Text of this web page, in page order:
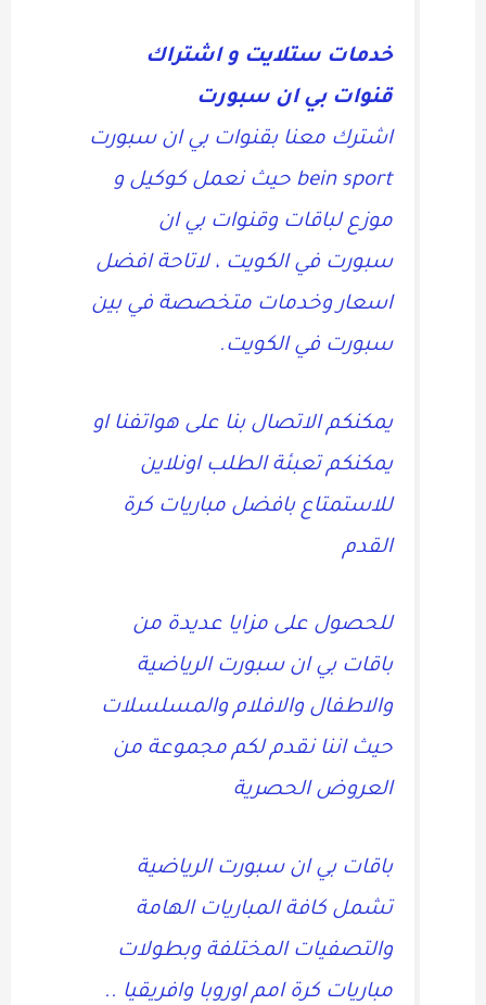
خدمات ستلايت و اشتراك
قنوات بي ان سبورت
اشترك معنا بقنوات بي ان سبورت
bein sport حيث نعمل كوكيل و
موزع لباقات وقنوات بي ان
سبورت في الكويت ، لاتاحة افضل
اسعار وخدمات متخصصة في بين
سبورت في الكويت.
يمكنكم الاتصال بنا على هواتفنا او
يمكنكم تعبئة الطلب اونلاين
للاستمتاع بافضل مباريات كرة
القدم
للحصول على مزايا عديدة من
باقات بي ان سبورت الرياضية
والاطفال والافلام والمسلسلات
حيث اننا نقدم لكم مجموعة من
العروض الحصرية
باقات بي ان سبورت الرياضية
تشمل كافة المباريات الهامة
والتصفيات المختلفة وبطولات
مباريات كرة امم اوروبا وافريقيا ..